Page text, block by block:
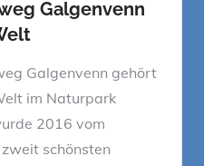
Galgenvenn
Galgenvenn gehört
im Naturpark
2016 vom
schönsten